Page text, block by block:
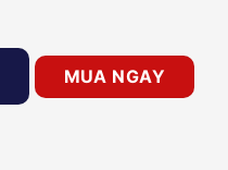
AHC-871-90L số lượng
MUA NGAY